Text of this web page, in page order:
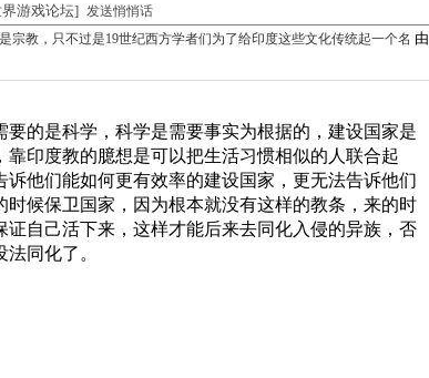
游戏论坛] 发送悄悄话
宗教，只不过是19世纪西方学者们为了给印度这些文化传统起一个名 由
要的是科学，科学是需要事实为根据的，建设国家是
靠印度教的臆想是可以把生活习惯相似的人联合起
诉他们能如何更有效率的建设国家，更无法告诉他们
时候保卫国家，因为根本就没有这样的教条，来的时
证自己活下来，这样才能后来去同化入侵的异族，否
同化了。